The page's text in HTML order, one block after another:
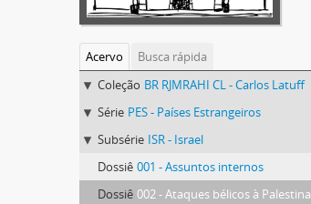
Acervo
Busca rápida
Coleção BR RJMRAHI CL - Carlos Latuff
Série PES - Países Estrangeiros
Subsérie ISR - Israel
Dossiê 001 - Assuntos internos
Dossiê 002 - Ataques bélicos à Palestina